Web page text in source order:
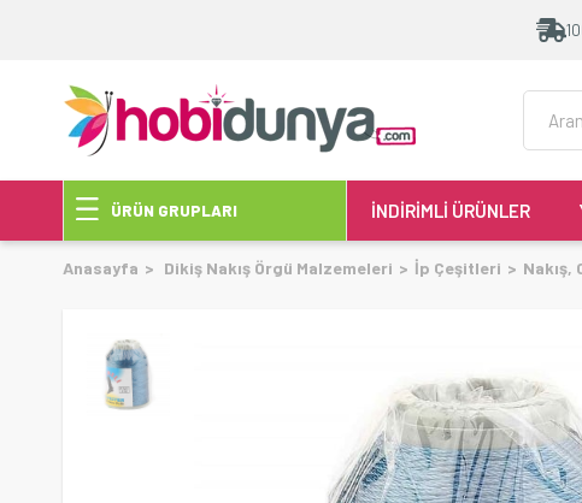
ÜRÜN GRUPLARI İNDİRİMLİ ÜRÜNLER
Anasayfa Dikiş Nakış Örgü Malzemeleri İp Çeşitleri Nakış,